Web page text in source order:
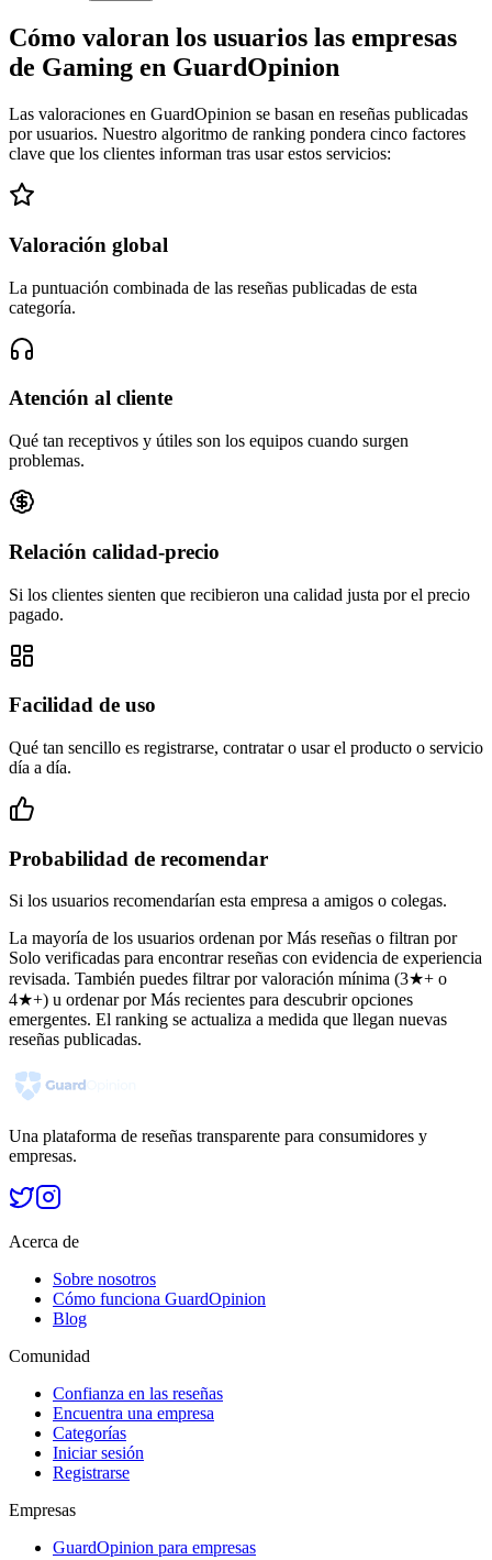
Cómo valoran los usuarios las empresas
de Gaming en GuardOpinion
Las valoraciones en GuardOpinion se basan en reseñas publicadas
por usuarios. Nuestro algoritmo de ranking pondera cinco factores
clave que los clientes informan tras usar estos servicios:
Valoración global
La puntuación combinada de las reseñas publicadas de esta
categoría.
Atención al cliente
Qué tan receptivos y útiles son los equipos cuando surgen
problemas.
Relación calidad-precio
Si los clientes sienten que recibieron una calidad justa por el precio
pagado.
Facilidad de uso
Qué tan sencillo es registrarse, contratar o usar el producto o servicio
día a día.
Probabilidad de recomendar
Si los usuarios recomendarían esta empresa a amigos o colegas.
La mayoría de los usuarios ordenan por Más reseñas o filtran por
Solo verificadas para encontrar reseñas con evidencia de experiencia
revisada. También puedes filtrar por valoración mínima (3★+ o
4★+) u ordenar por Más recientes para descubrir opciones
emergentes. El ranking se actualiza a medida que llegan nuevas
reseñas publicadas.
Una plataforma de reseñas transparente para consumidores y
empresas.
Acerca de
Sobre nosotros
Cómo funciona GuardOpinion
Blog
Comunidad
Confianza en las reseñas
Encuentra una empresa
Categorías
Iniciar sesión
Registrarse
Empresas
GuardOpinion para empresas